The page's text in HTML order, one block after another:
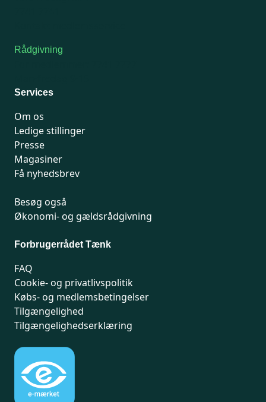
Rådgivning
Services
Om os
Ledige stillinger
Presse
Magasiner
Få nyhedsbrev
Besøg også
Økonomi- og gældsrådgivning
Forbrugerrådet Tænk
FAQ
Cookie- og privatlivspolitik
Købs- og medlemsbetingelser
Tilgængelighed
Tilgængelighedserklæring